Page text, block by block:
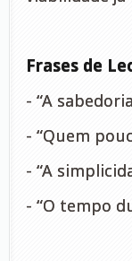
Frases de
- “A
- “Quem
- “A
- “O tempo